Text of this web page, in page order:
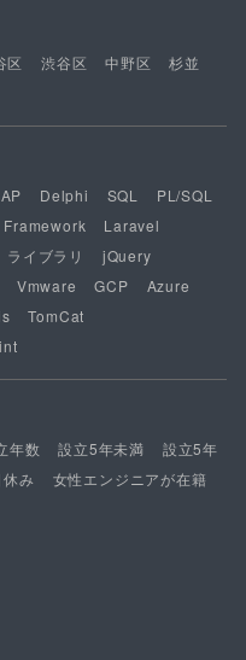
区 渋谷区 中野区 杉並
Delphi SQL
PL/SQL
Framework
Laravel
ライブラリ
jQuery
Vmware GCP
Azure
TomCat
年数 設立5年未満
設立5年
み 女性エンジニアが在籍